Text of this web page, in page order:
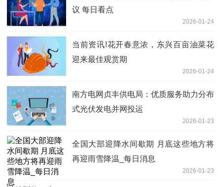
议 每日看点
2026-01-24
当前资讯!花开春意浓，东兴百亩油菜花
迎来最佳观赏期
2026-01-24
南方电网贞丰供电局：优质服务助力分布
式光伏发电并网投运
2026-01-23
全国大部迎降水间歇期 月底这些地方将
再迎雨雪降温_每日消息
2026-01-23